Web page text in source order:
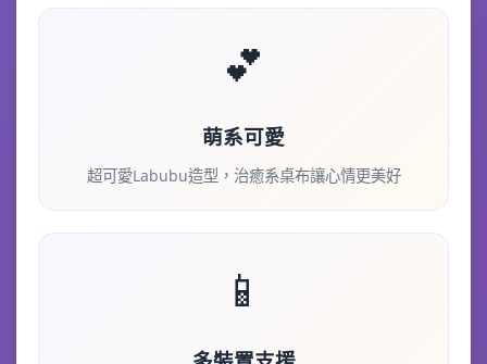
💕
萌系可愛
超可愛Labubu造型，治癒系桌布讓心情更美好
📱